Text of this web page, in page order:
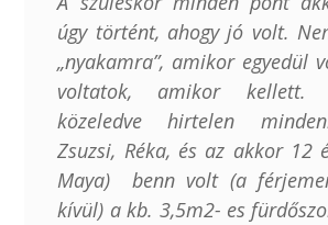
úgy történt, ahogy jó volt.
„nyakamra”, amikor egyedül
voltatok, amikor kellett.
közeledve hirtelen
Zsuzsi, Réka, és az akkor 12
Maya) benn volt (a
kívül) a kb. 3,5m2- es